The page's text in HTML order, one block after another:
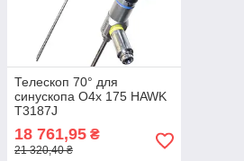
Телескоп 70° для
синускопа O4x 175 HAWK
T3187J
18 761,95 ₴
21 320,40 ₴